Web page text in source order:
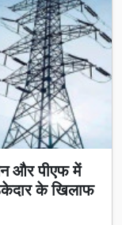
और पीएफ में
के खिलाफ